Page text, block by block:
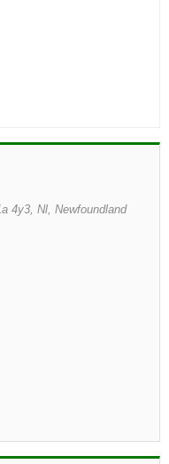
4y3, Nl, Newfoundland